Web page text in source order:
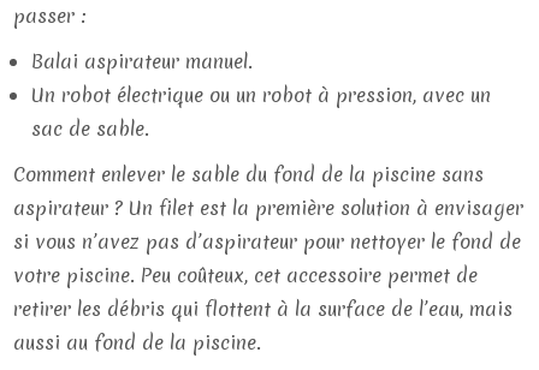
passer :
Balai aspirateur manuel.
Un robot électrique ou un robot à pression, avec un
sac de sable.
Comment enlever le sable du fond de la piscine sans
aspirateur ? Un filet est la première solution à envisager
si vous n’avez pas d’aspirateur pour nettoyer le fond de
votre piscine. Peu coûteux, cet accessoire permet de
retirer les débris qui flottent à la surface de l’eau, mais
aussi au fond de la piscine.